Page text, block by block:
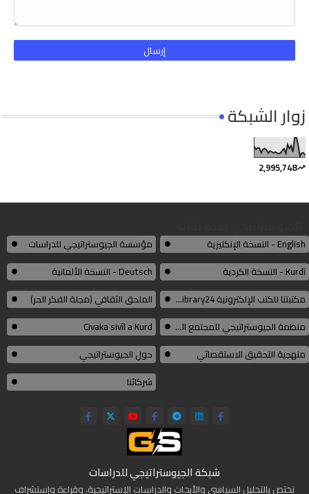
زوار الشبكة
2,995,748
مؤسسة الجيوستراتيجي للدراسات
English - النسخة الإنكليزية
Deutsch - النسخة الألمانية
Kurdî - النسخة الكردية
الملحق الثقافي (مجلة الفكر الحر)
مكتبتنا للكتب الإلكترونية Thelibrary24
Civaka sivîl a Kurd
منظمة الجيوستراتيجي للمجتمع المدني الكوردي
حول الجيوستراتيجي
منهجية التحقيق الاستقصائي
شركائنا
شبكة الجيوستراتيجي للدراسات
تختص بالتحليل السياسي والأبحاث والدراسات الإستراتيجية، وقراءة وإستشراف